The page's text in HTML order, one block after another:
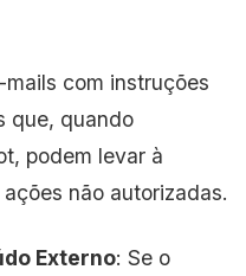
mails com instruções
que, quando
podem levar à
não autorizadas.
Externo: Se o